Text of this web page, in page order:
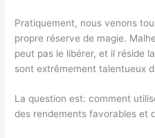
Pratiquement, nous venons
propre réserve de magie.
peut pas le libérer, et il réside
sont extrêmement talentueux
La question est: comment
des rendements favorables et